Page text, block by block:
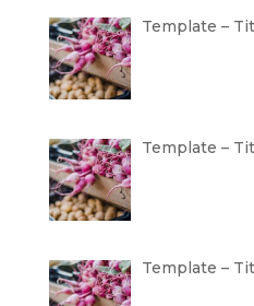
Template –
Template –
Template –